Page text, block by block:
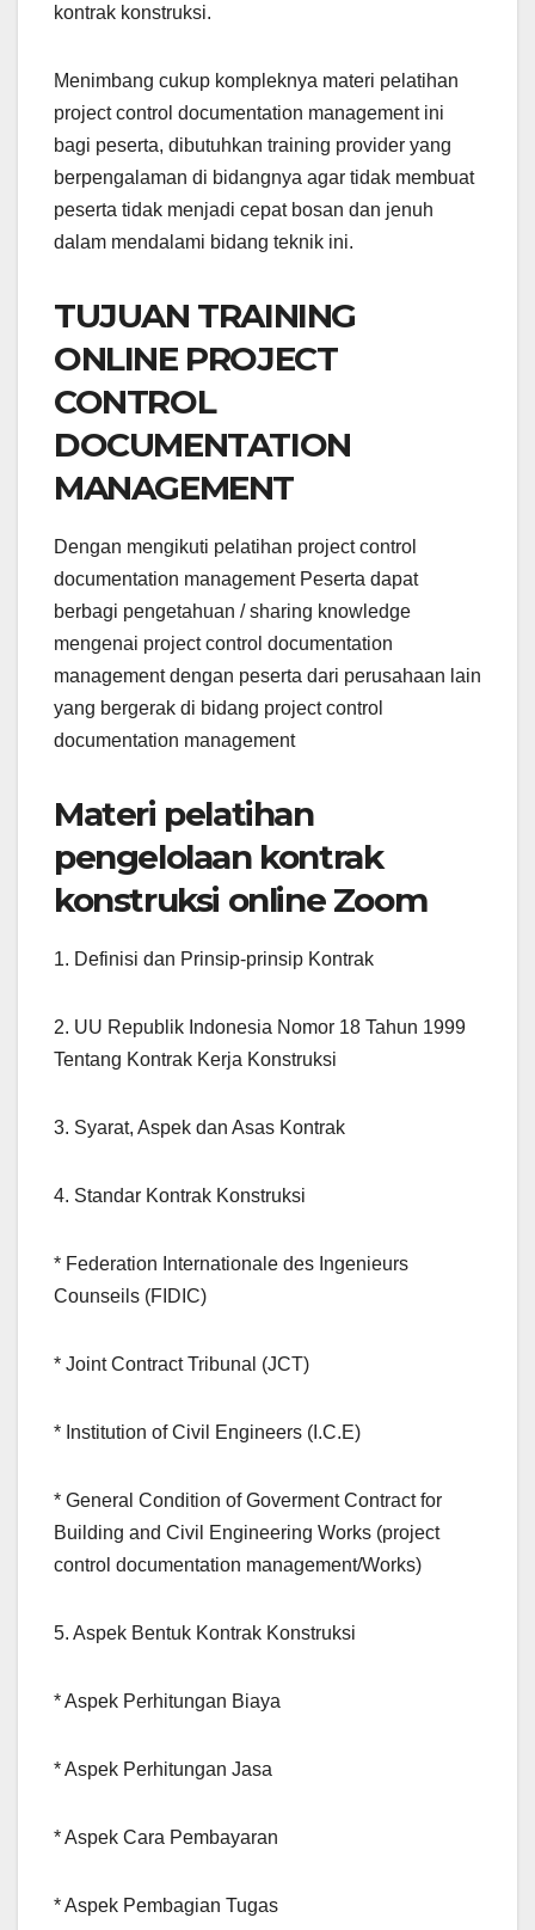
kontrak konstruksi.
Menimbang cukup kompleknya materi pelatihan
project control documentation management ini
bagi peserta, dibutuhkan training provider yang
berpengalaman di bidangnya agar tidak membuat
peserta tidak menjadi cepat bosan dan jenuh
dalam mendalami bidang teknik ini.
TUJUAN TRAINING
ONLINE PROJECT
CONTROL
DOCUMENTATION
MANAGEMENT
Dengan mengikuti pelatihan project control
documentation management Peserta dapat
berbagi pengetahuan / sharing knowledge
mengenai project control documentation
management dengan peserta dari perusahaan lain
yang bergerak di bidang project control
documentation management
Materi pelatihan
pengelolaan kontrak
konstruksi online Zoom
1. Definisi dan Prinsip-prinsip Kontrak
2. UU Republik Indonesia Nomor 18 Tahun 1999
Tentang Kontrak Kerja Konstruksi
3. Syarat, Aspek dan Asas Kontrak
4. Standar Kontrak Konstruksi
* Federation Internationale des Ingenieurs
Counseils (FIDIC)
* Joint Contract Tribunal (JCT)
* Institution of Civil Engineers (I.C.E)
* General Condition of Goverment Contract for
Building and Civil Engineering Works (project
control documentation management/Works)
5. Aspek Bentuk Kontrak Konstruksi
* Aspek Perhitungan Biaya
* Aspek Perhitungan Jasa
* Aspek Cara Pembayaran
* Aspek Pembagian Tugas